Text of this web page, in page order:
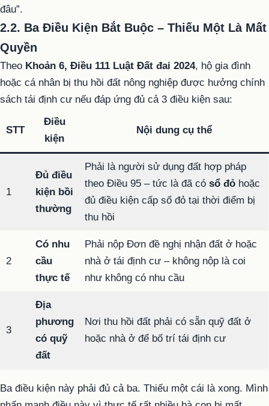
đâu”.
2.2. Ba Điều Kiện Bắt Buộc – Thiếu Một Là Mất
Quyền
Theo Khoản 6, Điều 111 Luật Đất đai 2024, hộ gia đình
hoặc cá nhân bị thu hồi đất nông nghiệp được hưởng chính
sách tái định cư nếu đáp ứng đủ cả 3 điều kiện sau:
STT
Điều
kiện
Nội dung cụ thể
1
Đủ điều
kiện bồi
thường
Phải là người sử dụng đất hợp pháp
theo Điều 95 – tức là đã có sổ đỏhoặc
đủ điều kiện cấp sổ đỏ tại thời điểm bị
thu hồi
2
Có nhu
cầu
thực tế
Phải nộp Đơn đề nghị nhận đất ở hoặc
nhà ở tái định cư – không nộp là coi
như không có nhu cầu
3
Địa
phương
có quỹ
đất
Nơi thu hồi đất phải có sẵn quỹ đất ở
hoặc nhà ở để bố trí tái định cư
Ba điều kiện này phải đủ cả ba. Thiếu một cái là xong. Mình